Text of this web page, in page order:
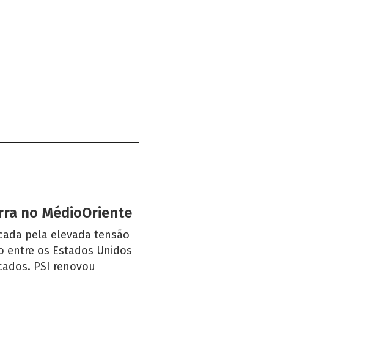
no MédioOriente
pela elevada tensão
entre os Estados Unidos
PSI renovou